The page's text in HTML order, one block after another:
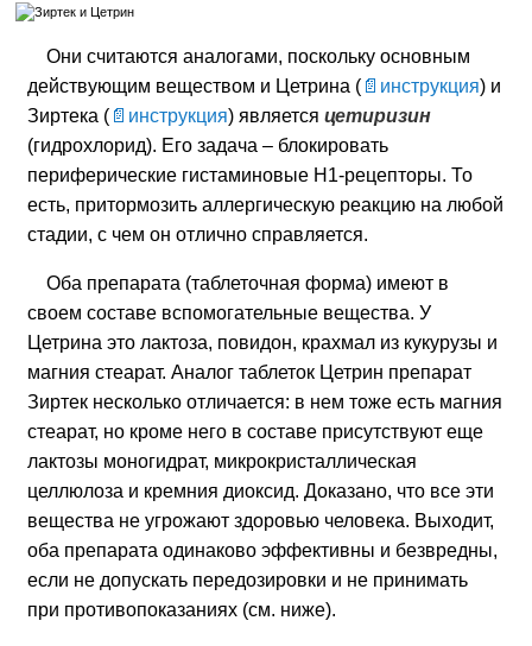
Они считаются аналогами, поскольку основным
действующим веществом и Цетрина (
инструкция) и
Зиртека (
инструкция) являетсяцетиризин
(гидрохлорид). Его задача – блокировать
периферические гистаминовые H1-рецепторы. То
есть, притормозить аллергическую реакцию на любой
стадии, с чем он отлично справляется.
Оба препарата (таблеточная форма) имеют в
своем составе вспомогательные вещества. У
Цетрина это лактоза, повидон, крахмал из кукурузы и
магния стеарат. Аналог таблеток Цетрин препарат
Зиртек несколько отличается: в нем тоже есть магния
стеарат, но кроме него в составе присутствуют еще
лактозы моногидрат, микрокристаллическая
целлюлоза и кремния диоксид. Доказано, что все эти
вещества не угрожают здоровью человека. Выходит,
оба препарата одинаково эффективны и безвредны,
если не допускать передозировки и не принимать
при противопоказаниях (см. ниже).